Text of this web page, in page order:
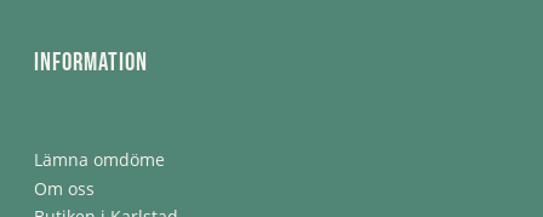
Information
Lämna omdöme
Om oss